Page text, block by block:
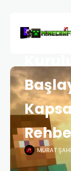
MURAT